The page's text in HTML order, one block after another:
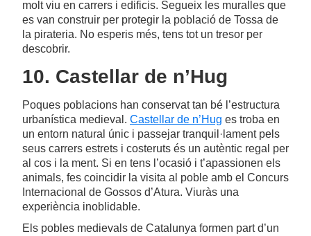
molt viu en carrers i edificis. Segueix les muralles que
es van construir per protegir la població de Tossa de
la pirateria. No esperis més, tens tot un tresor per
descobrir.
10. Castellar de n’Hug
Poques poblacions han conservat tan bé l’estructura
urbanística medieval. Castellar de n’Hug es troba en
un entorn natural únic i passejar tranquil·lament pels
seus carrers estrets i costeruts és un autèntic regal per
al cos i la ment. Si en tens l’ocasió i t’apassionen els
animals, fes coincidir la visita al poble amb el Concurs
Internacional de Gossos d’Atura. Viuràs una
experiència inoblidable.
Els pobles medievals de Catalunya formen part d’un